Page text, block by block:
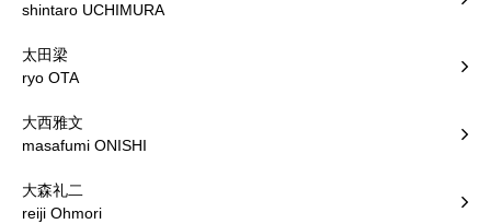
shintaro UCHIMURA
太田梁
ryo OTA
大西雅文
masafumi ONISHI
大森礼二
reiji Ohmori